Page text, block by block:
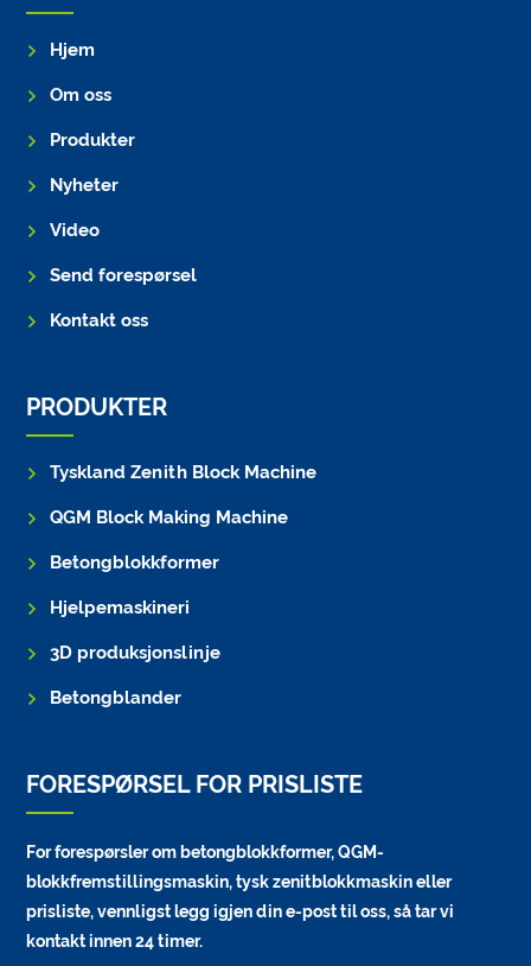
Hjem
Om oss
Produkter
Nyheter
Video
Send forespørsel
Kontakt oss
PRODUKTER
Tyskland Zenith Block Machine
QGM Block Making Machine
Betongblokkformer
Hjelpemaskineri
3D produksjonslinje
Betongblander
FORESPØRSEL FOR PRISLISTE
For forespørsler om betongblokkformer, QGM-
blokkfremstillingsmaskin, tysk zenitblokkmaskin eller
prisliste, vennligst legg igjen din e-post til oss, så tar vi
kontakt innen 24 timer.